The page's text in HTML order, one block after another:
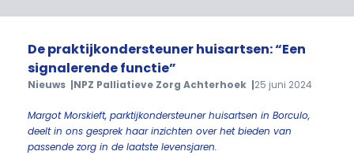
De praktijkondersteuner huisartsen: “Een
signalerende functie”
Nieuws NPZ Palliatieve Zorg Achterhoek 25 juni 2024
Margot Morskieft, parktijkondersteuner huisartsen in Borculo,
deelt in ons gesprek haar inzichten over het bieden van
passende zorg in de laatste levensjaren.